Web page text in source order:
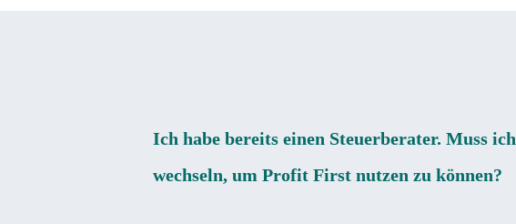
Ich habe bereits einen Steuerberater. Muss ich
wechseln, um Profit First nutzen zu können?